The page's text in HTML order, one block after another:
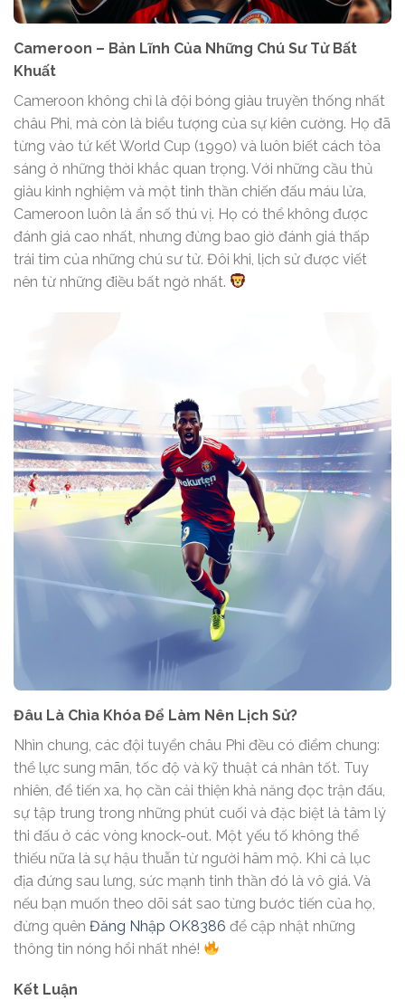
Cameroon – Bản Lĩnh Của Những Chú Sư Tử Bất
Khuất
Cameroon không chỉ là đội bóng giàu truyền thống nhất
châu Phi, mà còn là biểu tượng của sự kiên cường. Họ đã
từng vào tứ kết World Cup (1990) và luôn biết cách tỏa
sáng ở những thời khắc quan trọng. Với những cầu thủ
giàu kinh nghiệm và một tinh thần chiến đấu máu lửa,
Cameroon luôn là ẩn số thú vị. Họ có thể không được
đánh giá cao nhất, nhưng đừng bao giờ đánh giá thấp
trái tim của những chú sư tử. Đôi khi, lịch sử được viết
nên từ những điều bất ngờ nhất.
Đâu Là Chìa Khóa Để Làm Nên Lịch Sử?
Nhìn chung, các đội tuyển châu Phi đều có điểm chung:
thể lực sung mãn, tốc độ và kỹ thuật cá nhân tốt. Tuy
nhiên, để tiến xa, họ cần cải thiện khả năng đọc trận đấu,
sự tập trung trong những phút cuối và đặc biệt là tâm lý
thi đấu ở các vòng knock-out. Một yếu tố không thể
thiếu nữa là sự hậu thuẫn từ người hâm mộ. Khi cả lục
địa đứng sau lưng, sức mạnh tinh thần đó là vô giá. Và
nếu bạn muốn theo dõi sát sao từng bước tiến của họ,
đừng quên Đăng Nhập OK8386 để cập nhật những
thông tin nóng hổi nhất nhé!
Kết Luận